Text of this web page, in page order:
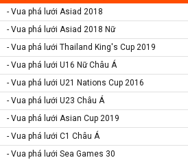
- Vua phá lưới Asiad 2018
- Vua phá lưới Asiad 2018 Nữ
- Vua phá lưới Thailand King's Cup 2019
- Vua phá lưới U16 Nữ Châu Á
- Vua phá lưới U21 Nations Cup 2016
- Vua phá lưới U23 Châu Á
- Vua phá lưới Asian Cup 2019
- Vua phá lưới C1 Châu Á
- Vua phá lưới Sea Games 30